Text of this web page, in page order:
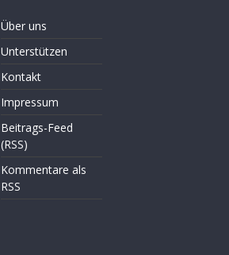
Über uns
Unterstützen
Kontakt
Impressum
Beitrags-Feed
(RSS)
Kommentare als
RSS